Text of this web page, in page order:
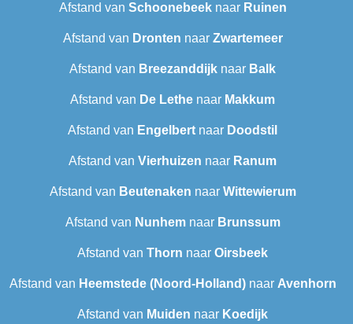
Afstand van Schoonebeeknaar Ruinen
Afstand van Dronten naar Zwartemeer
Afstand van Breezanddijk naar Balk
Afstand van De Lethe naar Makkum
Afstand van Engelbert naar Doodstil
Afstand van Vierhuizen naar Ranum
Afstand van Beutenaken naar Wittewierum
Afstand van Nunhemnaar Brunssum
Afstand van Thorn naar Oirsbeek
Afstand van Heemstede (Noord-Holland)naar Avenhorn
Afstand van Muiden naar Koedijk